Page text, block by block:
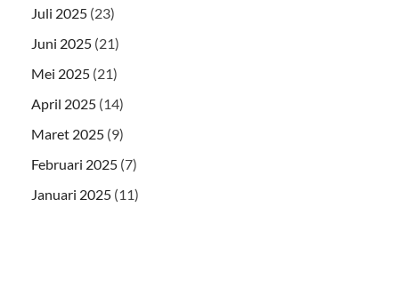
Juli 2025 (23)
Juni 2025 (21)
Mei 2025 (21)
April 2025 (14)
Maret 2025 (9)
Februari 2025 (7)
Januari 2025 (11)